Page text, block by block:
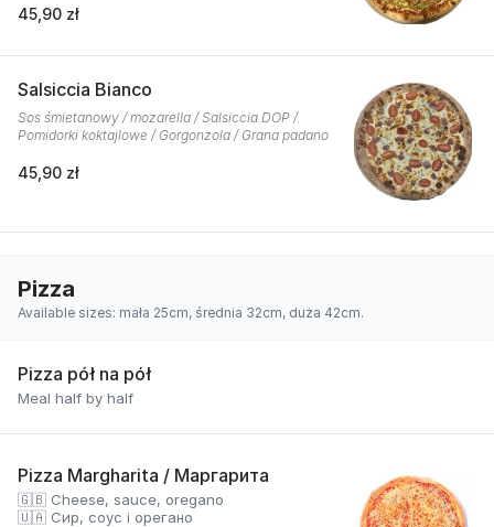
45,90 zł
Salsiccia Bianco
Sos śmietanowy / mozarella / Salsiccia DOP /
Pomidorki koktajlowe / Gorgonzola / Grana padano
45,90 zł
Pizza
Available sizes: mała 25cm, średnia 32cm, duża 42cm.
Pizza pół na pół
Meal half by half
Pizza Margharita / Маргарита
🇬🇧 Cheese, sauce, oregano
🇺🇦 Сир, соус і орегано